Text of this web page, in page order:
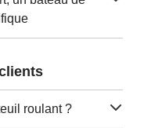
roulant ?